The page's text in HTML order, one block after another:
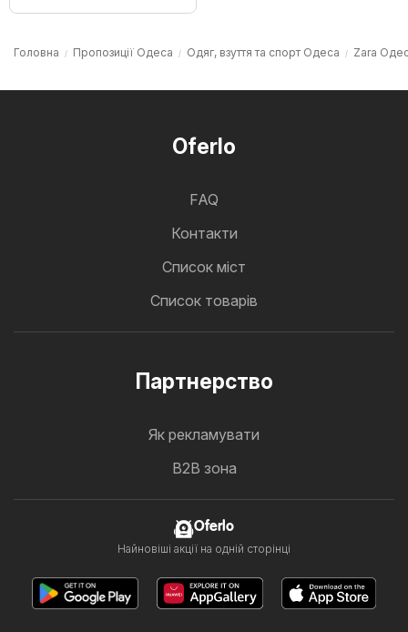
Головна Пропозиції Одеса Одяг, взуття та спорт Одеса Zara
Oferlo
FAQ
Контакти
Cписок міст
Список товарів
Партнерство
Як рекламувати
B2B зона
Oferlo
Найновіші акції на одній сторінці